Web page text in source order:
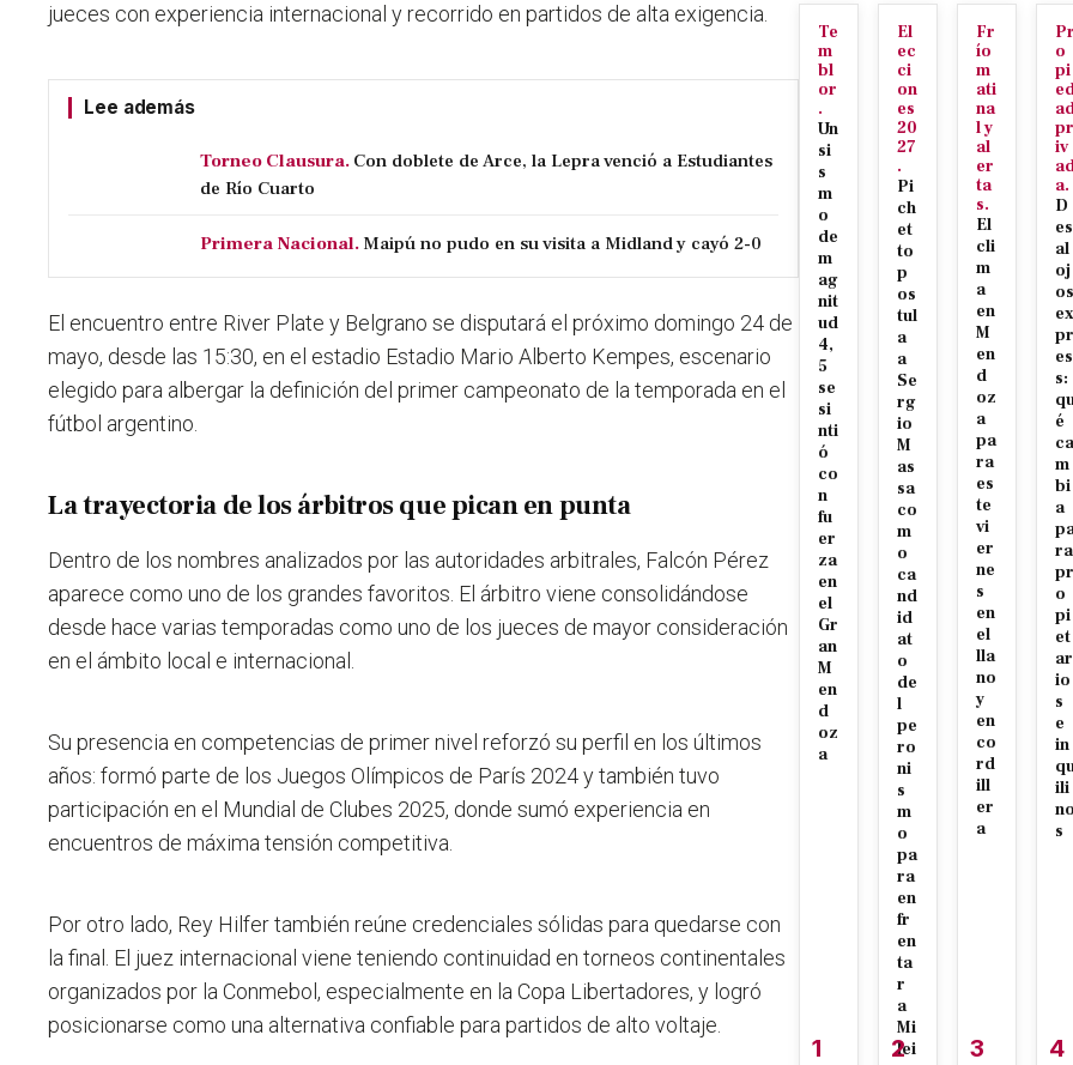
jueces con experiencia internacional y recorrido en partidos de alta exigencia.
Lee además
Torneo Clausura. Con doblete de Arce, la Lepra venció a Estudiantes
de Río Cuarto
Primera Nacional. Maipú no pudo en su visita a Midland y cayó 2-0
El encuentro entre River Plate y Belgrano se disputará el próximo domingo 24 de
mayo, desde las 15:30, en el estadio Estadio Mario Alberto Kempes, escenario
elegido para albergar la definición del primer campeonato de la temporada en el
fútbol argentino.
La trayectoria de los árbitros que pican en punta
Dentro de los nombres analizados por las autoridades arbitrales, Falcón Pérez
aparece como uno de los grandes favoritos. El árbitro viene consolidándose
desde hace varias temporadas como uno de los jueces de mayor consideración
en el ámbito local e internacional.
Su presencia en competencias de primer nivel reforzó su perfil en los últimos
años: formó parte de los Juegos Olímpicos de París 2024 y también tuvo
participación en el Mundial de Clubes 2025, donde sumó experiencia en
encuentros de máxima tensión competitiva.
Por otro lado, Rey Hilfer también reúne credenciales sólidas para quedarse con
la final. El juez internacional viene teniendo continuidad en torneos continentales
organizados por la Conmebol, especialmente en la Copa Libertadores, y logró
posicionarse como una alternativa confiable para partidos de alto voltaje.
Te
m
bl
or
.
Un
si
s
m
o
de
m
ag
nit
ud
4,
5
se
si
nti
ó
co
n
fu
er
za
en
el
Gr
an
M
en
d
oz
a
1
El
ec
ci
on
es
20
27
.
Pi
ch
et
to
p
os
tul
a
a
Se
rg
io
M
as
sa
co
m
o
ca
nd
id
at
o
de
l
pe
ro
ni
s
m
o
pa
ra
en
fr
en
ta
r
a
Mi
lei
2
Fr
ío
m
ati
na
l y
al
er
ta
s.
El
cli
m
a
en
M
en
d
oz
a
pa
ra
es
te
vi
er
ne
s
en
el
lla
no
y
en
co
rd
ill
er
a
3
Pr
o
pi
pr
iv
a.
D
es
al
oj
os
ex
pr
es
s:
é
ca
m
bi
a
ra
pr
o
pi
et
ar
io
s
e
in
ili
no
s
4